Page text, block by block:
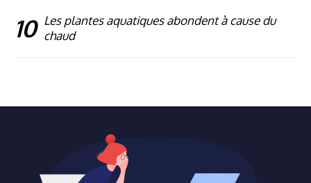
10 Les plantes aquatiques abondent à cause du
chaud